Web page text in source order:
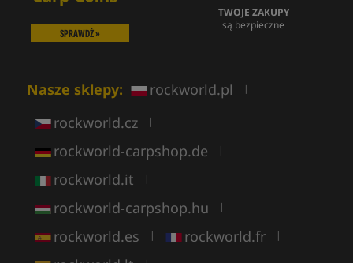
SPRAWDŹ »
TWOJE ZAKUPY
są bezpieczne
Nasze sklepy: rockworld.pl |
rockworld.cz |
rockworld-carpshop.de |
rockworld.it |
rockworld-carpshop.hu |
rockworld.es | rockworld.fr |